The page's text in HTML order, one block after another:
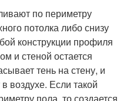
по периметру
потолка либо снизу
конструкции профиля
и стеной остается
тень на стену, и
воздухе. Если такой